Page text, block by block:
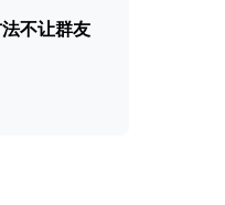
不让群友